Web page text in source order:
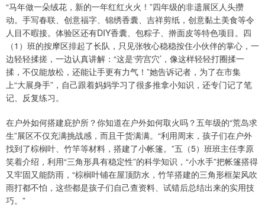
“马年做一朵绒花，新的一年红红火火！”四年级的非遗展区人头攒
动。手写春联、创意福字、锦绣香囊、吉祥剪纸，创意黏土美食等令
人目不暇接。体验区还有DIY香囊、包粽子、擀面皮等特色项目。四
（1）班的按摩区排起了长队，只见张牧心稳稳按住小伙伴的掌心，一
边轻轻揉搓，一边认真讲解：“这是‘劳宫穴’，像这样轻轻打圈揉一
揉，不仅能放松，还能让手更有力气！”她告诉记者，为了在市集
上“大展身手”，自己跟着妈妈学习了很多推拿小知识，还专门记了笔
记、反复练习。
在户外如何搭建庇护所？你知道在户外如何取火吗？五年级的“荒岛求
生”展区不仅充满挑战感，而且干货满满。“利用周末，孩子们在户外
找到了棕榈叶、竹竿等材料，搭建了小帐篷。”五（5）班班主任李原
笑着介绍，利用“三角形具有稳定性”的科学知识，“小水手”把帐篷搭得
又牢固又能防雨，“棕榈叶铺在屋顶防水，竹竿搭建的三角形框架风吹
雨打都不怕，这些都是孩子们自己查资料、试错后总结出来的实用技
巧。”